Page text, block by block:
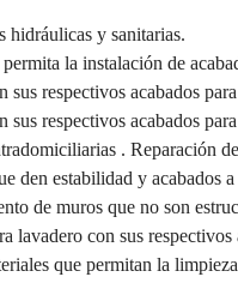
hidráulicas y sanitarias.
la instalación de
respectivos acabados
respectivos acabados
. Reparación
den estabilidad y acabados
de muros que no son
lavadero con sus respectivos
que permitan la